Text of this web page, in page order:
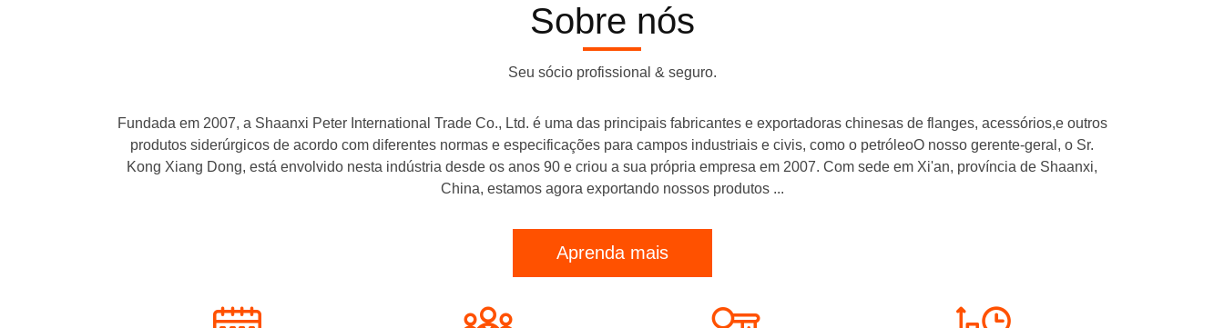
24'
Para
Alimentar
encanamento
/
HVAC
Sobre nós
Seu sócio profissional & seguro.
Fundada em 2007, a Shaanxi Peter International Trade Co., Ltd. é uma das principais fabricantes e exportadoras chinesas de flanges, acessórios,e outros
produtos siderúrgicos de acordo com diferentes normas e especificações para campos industriais e civis, como o petróleoO nosso gerente-geral, o Sr.
Kong Xiang Dong, está envolvido nesta indústria desde os anos 90 e criou a sua própria empresa em 2007. Com sede em Xi'an, província de Shaanxi,
China, estamos agora exportando nossos produtos ...
Aprenda mais